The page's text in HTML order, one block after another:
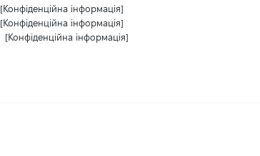
[Конфіденційна інформація]
[Конфіденційна інформація]
[Конфіденційна інформація]